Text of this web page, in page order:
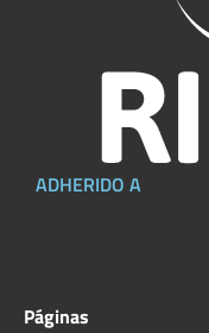
ADHERIDO A
Páginas